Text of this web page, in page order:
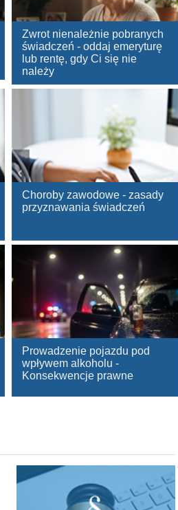
Zwrot nienależnie pobranych
świadczeń - oddaj emeryturę
lub rentę, gdy Ci się nie
należy
Choroby zawodowe - zasady
przyznawania świadczeń
Prowadzenie pojazdu pod
wpływem alkoholu -
Konsekwencje prawne